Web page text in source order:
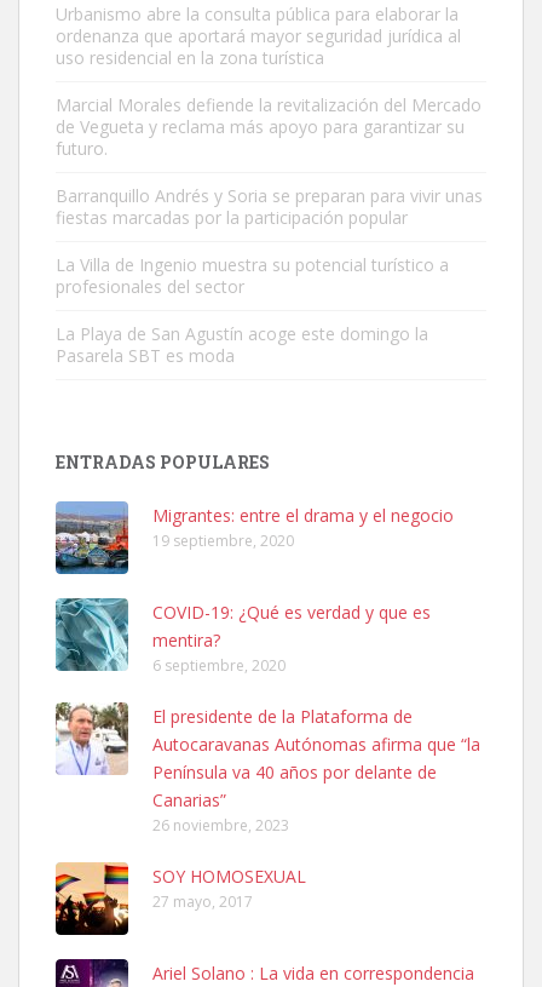
Gato manso encontrado
es muy manso y extremadamente cari...
Leales.org » Gran Canaria | 9.7.2025
Leales.org » Gran Canaria
SHIBA PERDIDO AVDA JOSE MESA Y LOPEZ
PERRO MACHO RAZA SHIBA CON MICROCHIP PERDIDO HOY
06/07/2025 ZONA MESA Y LOPEZ. ES MUY ASUSTADIZO
Leales.org » Gran Canaria
6.7.2025
Ninfa perdida
Urbanismo abre la consulta pública para elaborar la
ordenanza que aportará mayor seguridad jurídica al
uso residencial en la zona turística
Marcial Morales defiende la revitalización del Mercado
de Vegueta y reclama más apoyo para garantizar su
futuro.
Barranquillo Andrés y Soria se preparan para vivir unas
fiestas marcadas por la participación popular
La Villa de Ingenio muestra su potencial turístico a
profesionales del sector
La Playa de San Agustín acoge este domingo la
Pasarela SBT es moda
ENTRADAS POPULARES
Migrantes: entre el drama y el negocio
19 septiembre, 2020
COVID-19: ¿Qué es verdad y que es
mentira?
6 septiembre, 2020
El presidente de la Plataforma de
Autocaravanas Autónomas afirma que “la
Península va 40 años por delante de
Canarias”
26 noviembre, 2023
SOY HOMOSEXUAL
27 mayo, 2017
Ariel Solano : La vida en correspondencia